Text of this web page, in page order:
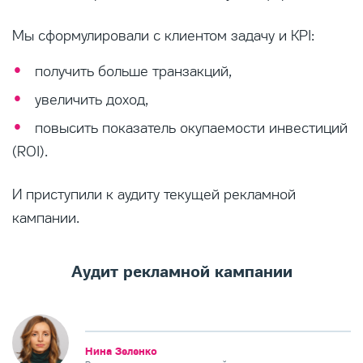
Мы сформулировали с клиентом задачу и KPI:
получить больше транзакций,
увеличить доход,
повысить показатель окупаемости инвестиций
(ROI).
И приступили к аудиту текущей рекламной
кампании.
Аудит рекламной кампании
Нина Зеленко